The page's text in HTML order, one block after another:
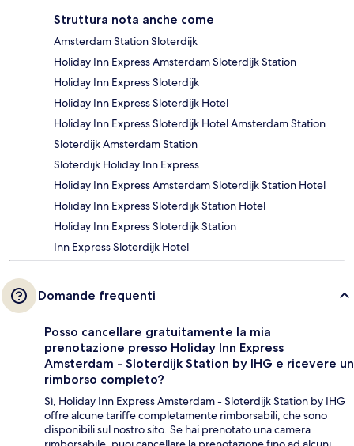
Struttura nota anche come
Amsterdam Station Sloterdijk
Holiday Inn Express Amsterdam Sloterdijk Station
Holiday Inn Express Sloterdijk
Holiday Inn Express Sloterdijk Hotel
Holiday Inn Express Sloterdijk Hotel Amsterdam Station
Sloterdijk Amsterdam Station
Sloterdijk Holiday Inn Express
Holiday Inn Express Amsterdam Sloterdijk Station Hotel
Holiday Inn Express Sloterdijk Station Hotel
Holiday Inn Express Sloterdijk Station
Inn Express Sloterdijk Hotel
Domande frequenti
Posso cancellare gratuitamente la mia
prenotazione presso Holiday Inn Express
Amsterdam - Sloterdijk Station by IHG e ricevere un
rimborso completo?
Sì, Holiday Inn Express Amsterdam - Sloterdijk Station by IHG
offre alcune tariffe completamente rimborsabili, che sono
disponibili sul nostro sito. Se hai prenotato una camera